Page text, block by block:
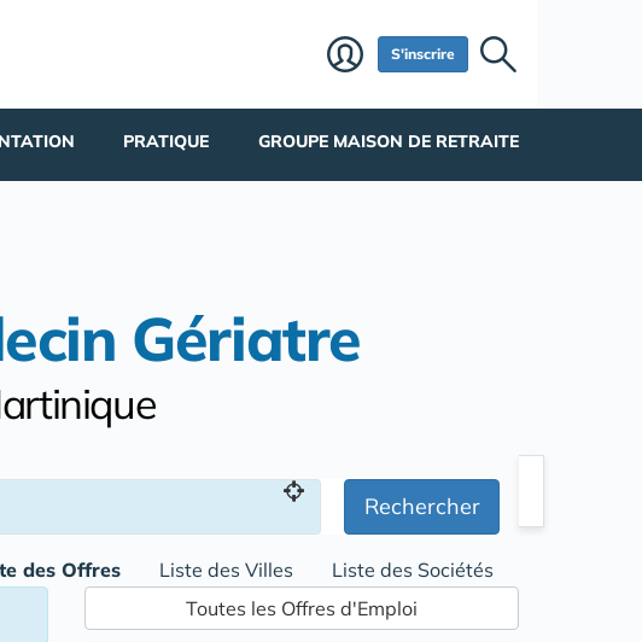
S'inscrire
PRATIQUE GROUPE MAISON DE RETRAITE
Gériatre
Rechercher
des Offres Liste des Villes Liste des Sociétés
Toutes les Offres d'Emploi